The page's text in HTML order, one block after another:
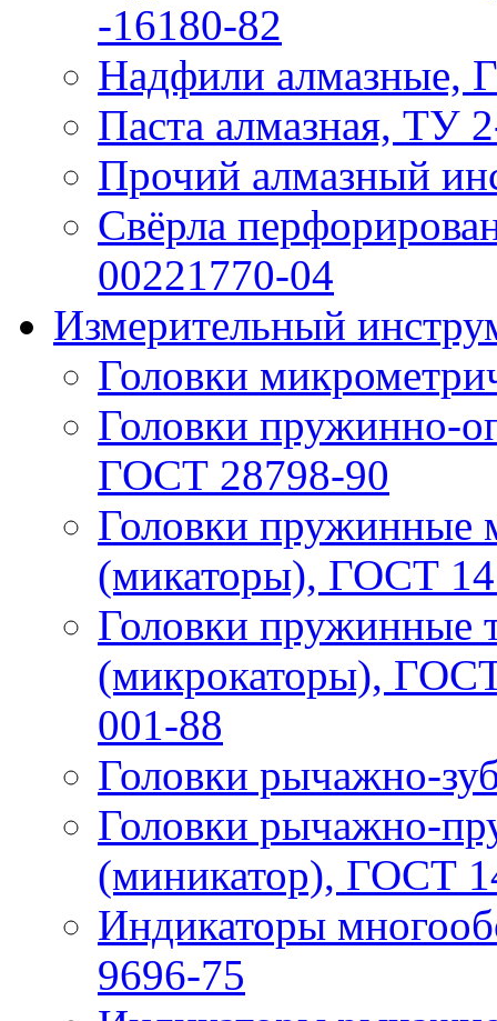
-16180-82
Надфили алмазные,
Паста алмазная, ТУ
Прочий алмазный
Свёрла
00221770-04
Измерительный
Головки
Головки пружинно-
ГОСТ 28798-90
Головки пружинные
(микаторы), ГОСТ
Головки
(микрокаторы),
001-88
Головки рычажно-
Головки рычажно-
(миникатор), ГОСТ
Индикаторы
9696-75